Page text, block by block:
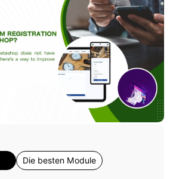
Die besten Module